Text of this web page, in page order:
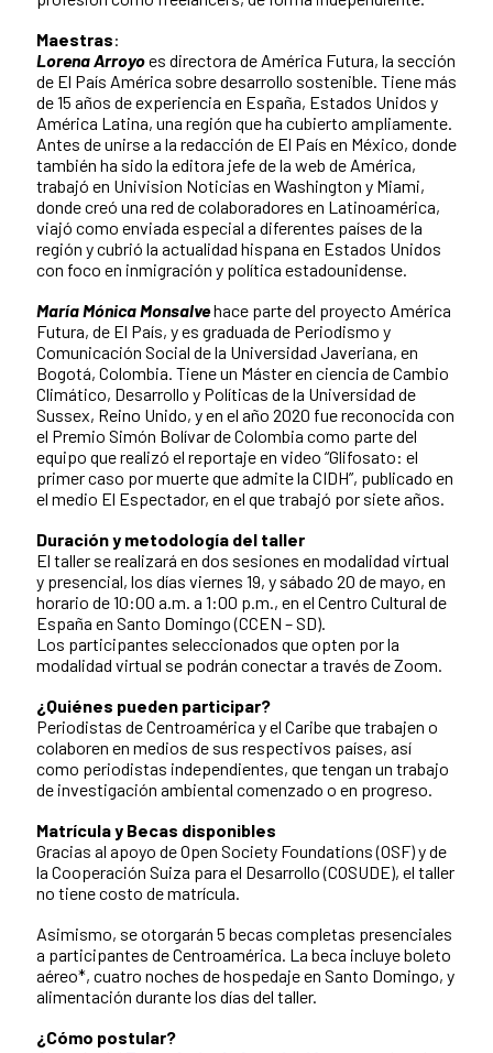
Maestras:
Lorena Arroyoes directora de América Futura, la sección
de El País América sobre desarrollo sostenible. Tiene más
de 15 años de experiencia en España, Estados Unidos y
América Latina, una región que ha cubierto ampliamente.
Antes de unirse a la redacción de El País en México, donde
también ha sido la editora jefe de la web de América,
trabajó en Univision Noticias en Washington y Miami,
donde creó una red de colaboradores en Latinoamérica,
viajó como enviada especial a diferentes países de la
región y cubrió la actualidad hispana en Estados Unidos
con foco en inmigración y política estadounidense.
María Mónica Monsalvehace parte del proyecto América
Futura, de El País, y es graduada de Periodismo y
Comunicación Social de la Universidad Javeriana, en
Bogotá, Colombia. Tiene un Máster en ciencia de Cambio
Climático, Desarrollo y Políticas de la Universidad de
Sussex, Reino Unido, y en el año 2020 fue reconocida con
el Premio Simón Bolívar de Colombia como parte del
equipo que realizó el reportaje en video “Glifosato: el
primer caso por muerte que admite la CIDH”, publicado en
el medio El Espectador, en el que trabajó por siete años.
Duración y metodología del taller
El taller se realizará en dos sesiones en modalidad virtual
y presencial, los días viernes 19, y sábado 20 de mayo, en
horario de 10:00 a.m. a 1:00 p.m., en el Centro Cultural de
España en Santo Domingo (CCEN – SD).
Los participantes seleccionados que opten por la
modalidad virtual se podrán conectar a través de Zoom.
¿Quiénes pueden participar?
Periodistas de Centroamérica y el Caribe que trabajen o
colaboren en medios de sus respectivos países, así
como periodistas independientes, que tengan un trabajo
de investigación ambiental comenzado o en progreso.
Matrícula y Becas disponibles
Gracias al apoyo de Open Society Foundations (OSF) y de
la Cooperación Suiza para el Desarrollo (COSUDE), el taller
no tiene costo de matrícula.
Asimismo, se otorgarán 5 becas completas presenciales
a participantes de Centroamérica. La beca incluye boleto
aéreo*, cuatro noches de hospedaje en Santo Domingo, y
alimentación durante los días del taller.
¿Cómo postular?